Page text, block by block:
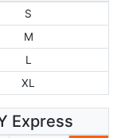
S
M
L
XL
Express